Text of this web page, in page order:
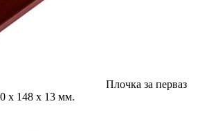
Плочка за перваз
x 148 x 13 мм.